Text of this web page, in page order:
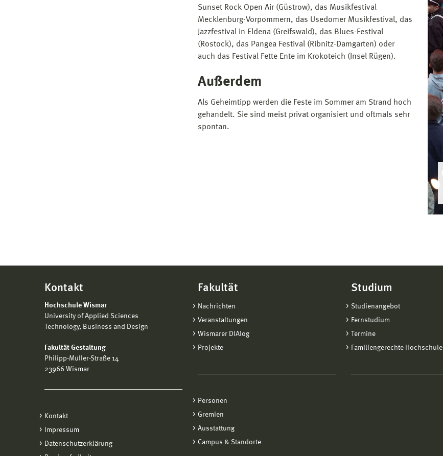
Sunset Rock Open Air (Güstrow), das Musikfestival
Mecklenburg-Vorpommern, das Usedomer Musikfestival, das
Jazzfestival in Eldena (Greifswald), das Blues-Festival
(Rostock), das Pangea Festival (Ribnitz-Damgarten) oder
auch das Festival Fette Ente im Krokoteich (Insel Rügen).
Außerdem
Als Geheimtipp werden die Feste im Sommer am Strand hoch
gehandelt. Sie sind meist privat organisiert und oftmals sehr
spontan.
Kontakt
Hochschule Wismar
University of Applied Sciences
Technology, Business and Design
Fakultät Gestaltung
Philipp-Müller-Straße 14
23966 Wismar
Kontakt
Impressum
Datenschutzerklärung
Fakultät
Nachrichten
Veranstaltungen
Wismarer DIAlog
Projekte
Personen
Gremien
Ausstattung
Campus & Standorte
Studium
Studienangebot
Fernstudium
Termine
Familiengerechte Hochschule